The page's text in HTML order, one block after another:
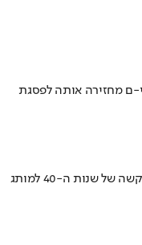
ם מחזירה אותה לפסגת
איך אסם הפכה את תקופת הצנע והמחסור הקשה של שנות ה-40 למותג